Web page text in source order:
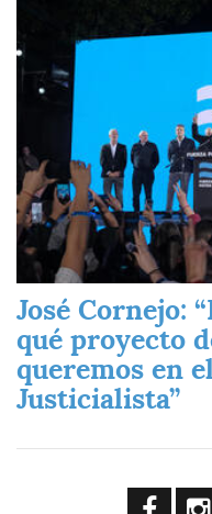
José Cornejo:
qué proyecto
queremos en
Justicialista”